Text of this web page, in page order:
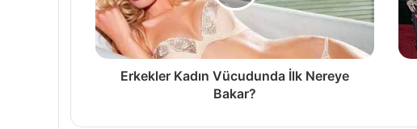
Erkekler Kadın Vücudunda İlk Nereye
Bakar?